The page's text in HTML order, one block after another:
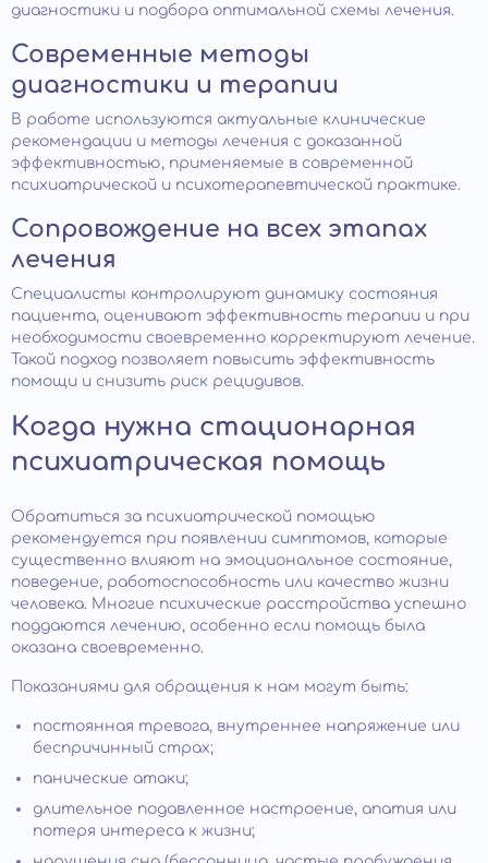
диагностики и подбора оптимальной схемы лечения.
Современные методы
диагностики и терапии
В работе используются актуальные клинические
рекомендации и методы лечения с доказанной
эффективностью, применяемые в современной
психиатрической и психотерапевтической практике.
Сопровождение на всех этапах
лечения
Специалисты контролируют динамику состояния
пациента, оценивают эффективность терапии и при
необходимости своевременно корректируют лечение.
Такой подход позволяет повысить эффективность
помощи и снизить риск рецидивов.
Когда нужна стационарная
психиатрическая помощь
Обратиться за психиатрической помощью
рекомендуется при появлении симптомов, которые
существенно влияют на эмоциональное состояние,
поведение, работоспособность или качество жизни
человека. Многие психические расстройства успешно
поддаются лечению, особенно если помощь была
оказана своевременно.
Показаниями для обращения к нам могут быть:
постоянная тревога, внутреннее напряжение или
беспричинный страх;
панические атаки;
длительное подавленное настроение, апатия или
потеря интереса к жизни;